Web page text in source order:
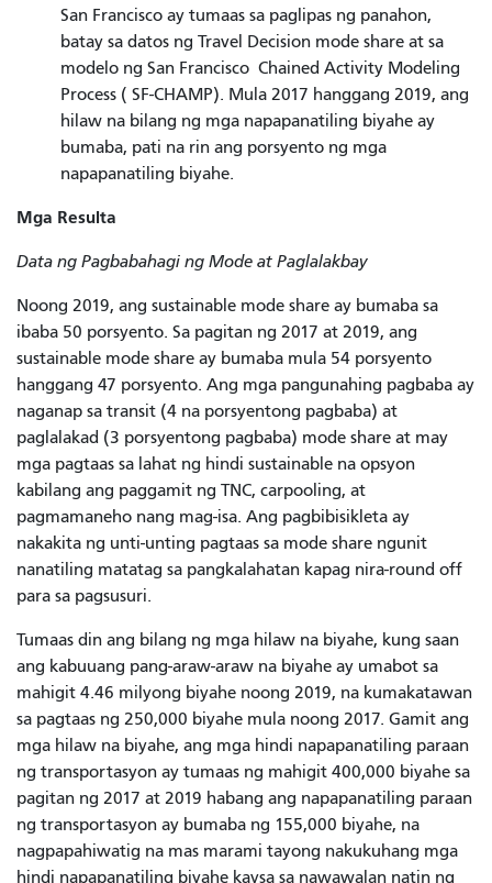
San Francisco ay tumaas sa paglipas ng panahon,
batay sa datos ng Travel Decision mode share at sa
modelo ng San Francisco Chained Activity Modeling
Process ( SF-CHAMP). Mula 2017 hanggang 2019, ang
hilaw na bilang ng mga napapanatiling biyahe ay
bumaba, pati na rin ang porsyento ng mga
napapanatiling biyahe.
Mga Resulta
Data ng Pagbabahagi ng Mode at Paglalakbay
Noong 2019, ang sustainable mode share ay bumaba sa
ibaba 50 porsyento. Sa pagitan ng 2017 at 2019, ang
sustainable mode share ay bumaba mula 54 porsyento
hanggang 47 porsyento. Ang mga pangunahing pagbaba ay
naganap sa transit (4 na porsyentong pagbaba) at
paglalakad (3 porsyentong pagbaba) mode share at may
mga pagtaas sa lahat ng hindi sustainable na opsyon
kabilang ang paggamit ng TNC, carpooling, at
pagmamaneho nang mag-isa. Ang pagbibisikleta ay
nakakita ng unti-unting pagtaas sa mode share ngunit
nanatiling matatag sa pangkalahatan kapag nira-round off
para sa pagsusuri.
Tumaas din ang bilang ng mga hilaw na biyahe, kung saan
ang kabuuang pang-araw-araw na biyahe ay umabot sa
mahigit 4.46 milyong biyahe noong 2019, na kumakatawan
sa pagtaas ng 250,000 biyahe mula noong 2017. Gamit ang
mga hilaw na biyahe, ang mga hindi napapanatiling paraan
ng transportasyon ay tumaas ng mahigit 400,000 biyahe sa
pagitan ng 2017 at 2019 habang ang napapanatiling paraan
ng transportasyon ay bumaba ng 155,000 biyahe, na
nagpapahiwatig na mas marami tayong nakukuhang mga
hindi napapanatiling biyahe kaysa sa nawawalan natin ng